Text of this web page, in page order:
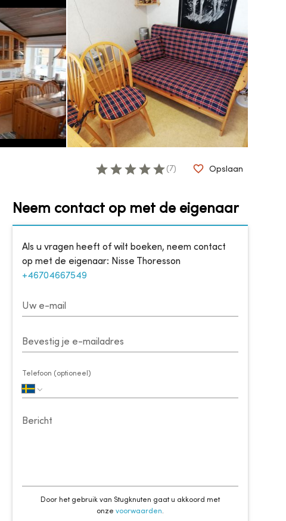
( 7 ) Opslaan
Neem contact op met de eigenaar
Als u vragen heeft of wilt boeken, neem contact
op met de eigenaar: Nisse Thoresson
+46704667549
Uw e-mail
Bevestig je e-mailadres
Telefoon (optioneel)
Bericht
Door het gebruik van Stugknuten gaat u akkoord met
onze voorwaarden.